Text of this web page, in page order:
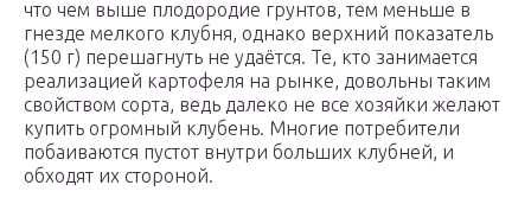
что чем выше плодородие грунтов, тем меньше в
гнезде мелкого клубня, однако верхний показатель
(150 г) перешагнуть не удаётся. Те, кто занимается
реализацией картофеля на рынке, довольны таким
свойством сорта, ведь далеко не все хозяйки желают
купить огромный клубень. Многие потребители
побаиваются пустот внутри больших клубней, и
обходят их стороной.